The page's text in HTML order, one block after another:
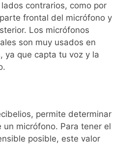
contrarios, como por
frontal del micrófono y
Los micrófonos
son muy usados en
ya que capta tu voz y la
permite determinar
micrófono. Para tener el
posible, este valor